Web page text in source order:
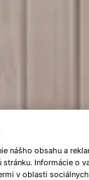
nášho obsahu a
stránku. Informácie o
v oblasti